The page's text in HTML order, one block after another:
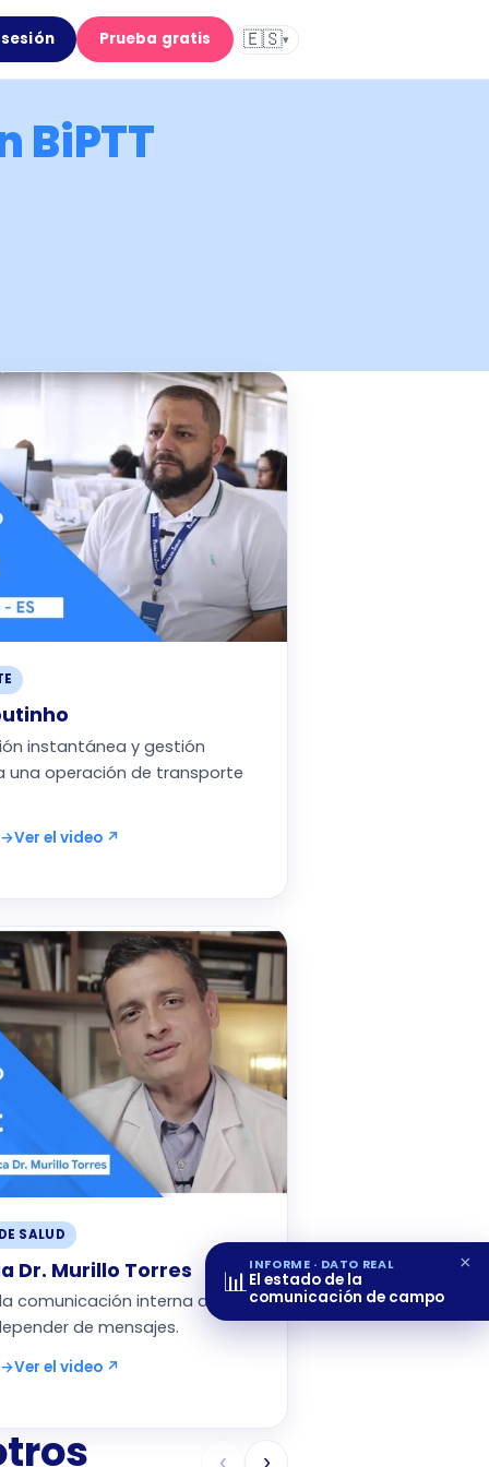
Prueba gratis 🇪🇸▾
BiPTT
instantánea y gestión
una operación de transporte
→Ver el video ↗
SALUD
Dr. Murillo Torres
comunicación interna de la
de mensajes.
→Ver el video ↗
‹ ›
📊 INFORME · DATO REAL
El estado de la
comunicación de campo
×